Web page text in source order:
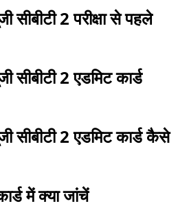
सीबीटी 2 परीक्षा से पहले
सीबीटी 2 एडमिट कार्ड
सीबीटी 2 एडमिट कार्ड कैसे
में क्या जांचें